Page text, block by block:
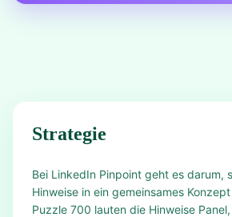
Strategie
Bei LinkedIn Pinpoint geht es darum,
Hinweise in ein gemeinsames
Puzzle 700 lauten die Hinweise